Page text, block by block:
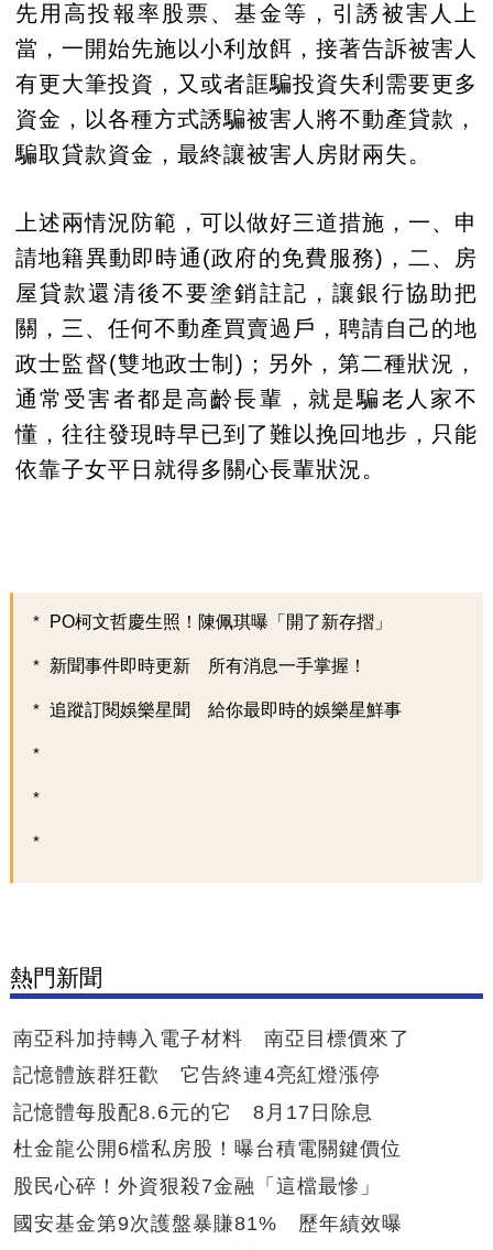
先用高投報率股票、基金等，引誘被害人上
當，一開始先施以小利放餌，接著告訴被害人
有更大筆投資，又或者誆騙投資失利需要更多
資金，以各種方式誘騙被害人將不動產貸款，
騙取貸款資金，最終讓被害人房財兩失。
上述兩情況防範，可以做好三道措施，一、申
請地籍異動即時通(政府的免費服務)，二、房
屋貸款還清後不要塗銷註記，讓銀行協助把
關，三、任何不動產買賣過戶，聘請自己的地
政士監督(雙地政士制)；另外，第二種狀況，
通常受害者都是高齡長輩，就是騙老人家不
懂，往往發現時早已到了難以挽回地步，只能
依靠子女平日就得多關心長輩狀況。
PO柯文哲慶生照！陳佩琪曝「開了新存摺」
新聞事件即時更新 所有消息一手掌握！
追蹤訂閱娛樂星聞 給你最即時的娛樂星鮮事
熱門新聞
南亞科加持轉入電子材料 南亞目標價來了
記憶體族群狂歡 它告終連4亮紅燈漲停
記憶體每股配8.6元的它 8月17日除息
杜金龍公開6檔私房股！曝台積電關鍵價位
股民心碎！外資狠殺7金融「這檔最慘」
國安基金第9次護盤暴賺81% 歷年績效曝